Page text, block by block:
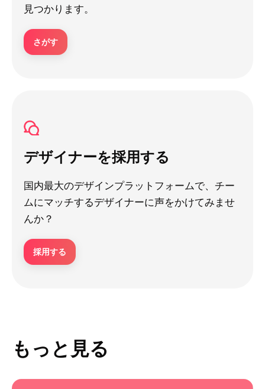
見つかります。
さがす
デザイナーを採用する
国内最大のデザインプラットフォームで、チー
ムにマッチするデザイナーに声をかけてみませ
んか？
採用する
もっと見る